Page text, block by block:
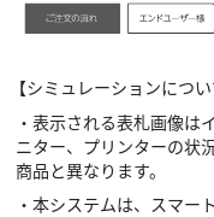
【シミュレーションについ
・表示される表札画像は
ニター、プリンターの状
商品と異なります。
・本システムは、スマー